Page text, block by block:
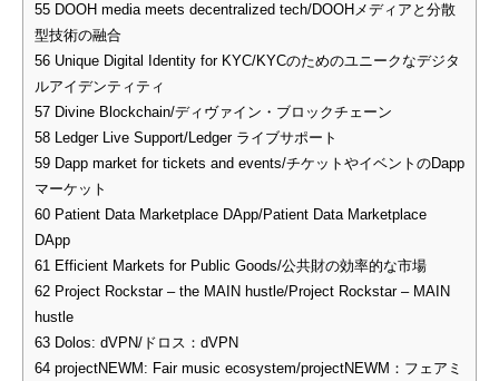
55 DOOH media meets decentralized tech/DOOHメディアと分散
型技術の融合
56 Unique Digital Identity for KYC/KYCのためのユニークなデジタ
ルアイデンティティ
57 Divine Blockchain/ディヴァイン・ブロックチェーン
58 Ledger Live Support/Ledger ライブサポート
59 Dapp market for tickets and events/チケットやイベントのDapp
マーケット
60 Patient Data Marketplace DApp/Patient Data Marketplace
DApp
61 Efficient Markets for Public Goods/公共財の効率的な市場
62 Project Rockstar – the MAIN hustle/Project Rockstar – MAIN
hustle
63 Dolos: dVPN/ドロス：dVPN
64 projectNEWM: Fair music ecosystem/projectNEWM：フェアミ